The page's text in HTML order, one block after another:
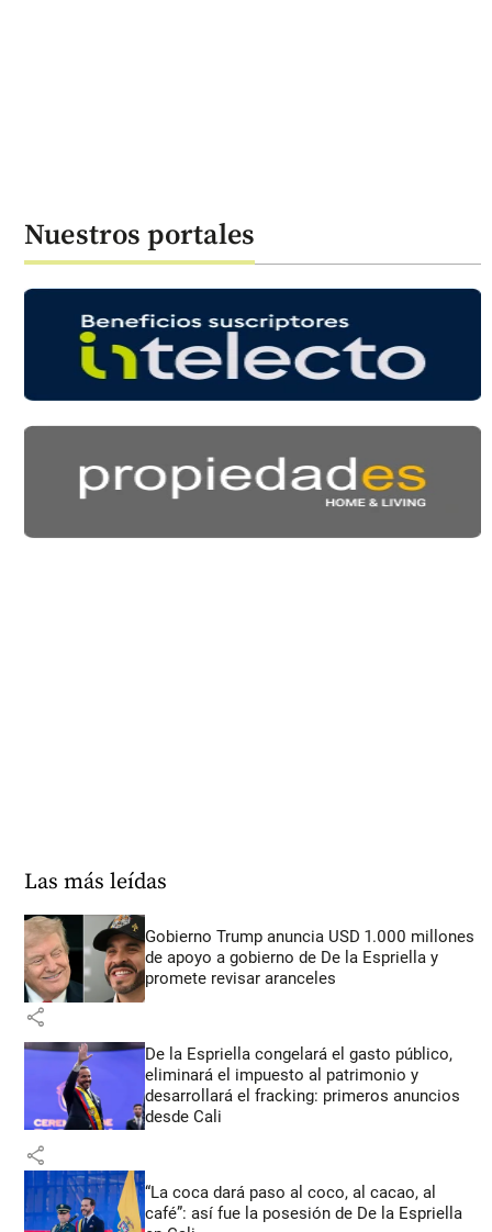
Nuestros portales
Las más leídas
Gobierno Trump anuncia USD 1.000 millones
de apoyo a gobierno de De la Espriella y
promete revisar aranceles
share
De la Espriella congelará el gasto público,
eliminará el impuesto al patrimonio y
desarrollará el fracking: primeros anuncios
desde Cali
share
“La coca dará paso al coco, al cacao, al
café”: así fue la posesión de De la Espriella